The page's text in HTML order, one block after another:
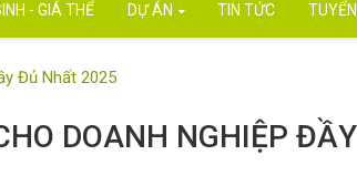
- GIÁ THỂ DỰ ÁN TIN TỨC
Đủ Nhất 2025
DOANH NGHIỆP